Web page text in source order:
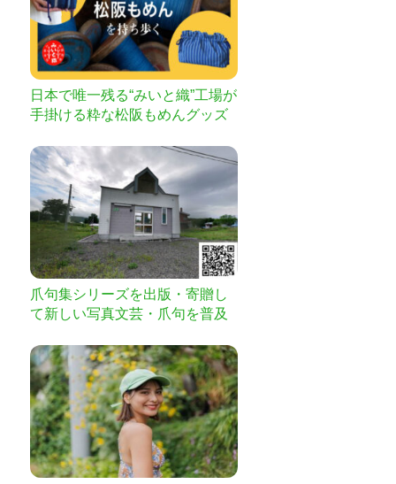
日本で唯一残る“みいと織”工場が
手掛ける粋な松阪もめんグッズ
爪句集シリーズを出版・寄贈し
て新しい写真文芸・爪句を普及